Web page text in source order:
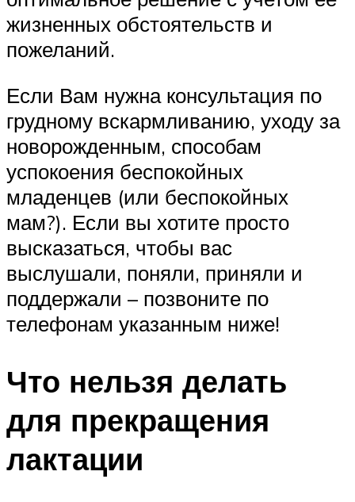
жизненных обстоятельств и
пожеланий.
Если Вам нужна консультация по
грудному вскармливанию, уходу за
новорожденным, способам
успокоения беспокойных
младенцев (или беспокойных
мам?). Если вы хотите просто
высказаться, чтобы вас
выслушали, поняли, приняли и
поддержали – позвоните по
телефонам указанным ниже!
Что нельзя делать
для прекращения
лактации